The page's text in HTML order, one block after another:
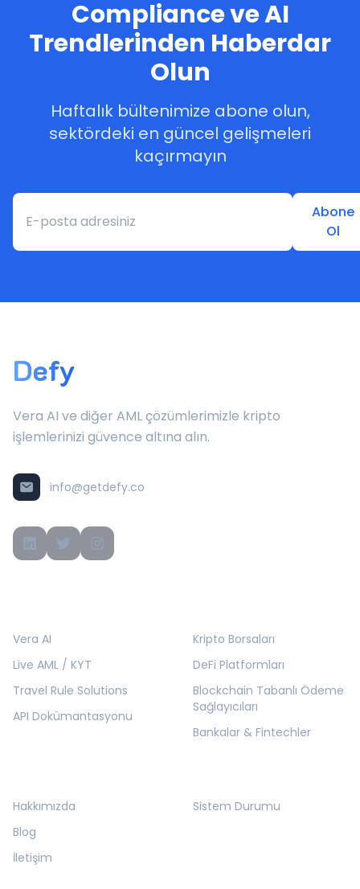
Compliance ve AI
Trendlerinden Haberdar
Olun
Haftalık bültenimize abone olun,
sektördeki en güncel gelişmeleri
kaçırmayın
Abone
Ol
Defy
Vera AI ve diğer AML çözümlerimizle kripto
işlemlerinizi güvence altına alın.
info@getdefy.co
Vera AI
Live AML / KYT
Travel Rule Solutions
API Dokümantasyonu
Kripto Borsaları
DeFi Platformları
Blockchain Tabanlı Ödeme
Sağlayıcıları
Bankalar & Fintechler
Hakkımızda
Blog
İletişim
Sistem Durumu